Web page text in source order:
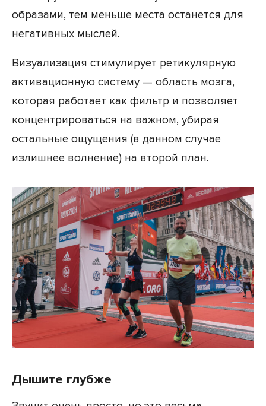
образами, тем меньше места останется для
негативных мыслей.
Визуализация стимулирует ретикулярную
активационную систему — область мозга,
которая работает как фильтр и позволяет
концентрироваться на важном, убирая
остальные ощущения (в данном случае
излишнее волнение) на второй план.
Дышите глубже